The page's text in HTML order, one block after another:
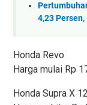
4,23
Honda Revo
Harga mulai Rp
Honda Supra X